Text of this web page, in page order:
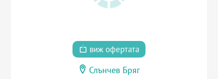
виж офертата
Слънчев Бряг